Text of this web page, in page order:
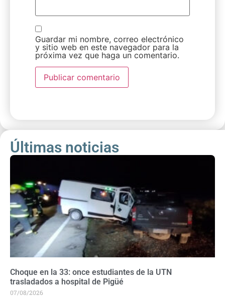
Guardar mi nombre, correo electrónico
y sitio web en este navegador para la
próxima vez que haga un comentario.
Últimas noticias
Choque en la 33: once estudiantes de la UTN
trasladados a hospital de Pigüé
07/08/2026